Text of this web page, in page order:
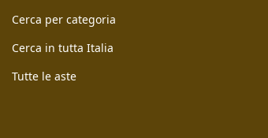
Cerca per categoria
Cerca in tutta Italia
Tutte le aste